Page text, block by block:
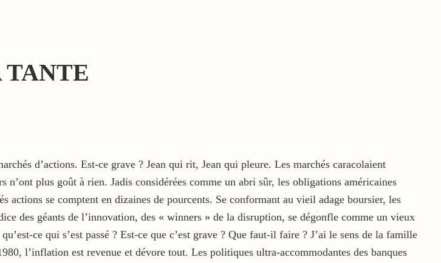
d’actions. Est-ce grave ? Jean qui rit, Jean qui pleure. Les marchés caracolaient
n’ont plus goût à rien. Jadis considérées comme un abri sûr, les obligations américaines
actions se comptent en dizaines de pourcents. Se conformant au vieil adage boursier, les
des géants de l’innovation, des « winners » de la disruption, se dégonfle comme un vieux
ce qui s’est passé ? Est-ce que c’est grave ? Que faut-il faire ? J’ai le sens de la famille
l’inflation est revenue et dévore tout. Les politiques ultra-accommodantes des banques